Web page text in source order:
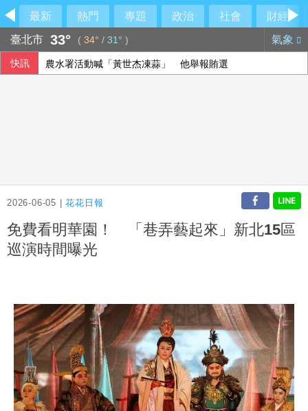
最新 熱門 專題 政治 社會
財經
臺北市 33° ( 34° / 31° ) 氣象
快訊 農水署活動喊「黃世杰凍蒜」 他舉報賄選
2026-06-05 |花花日報
免費看明華園！ 「巷弄藝起來」新北15區
巡演時間曝光